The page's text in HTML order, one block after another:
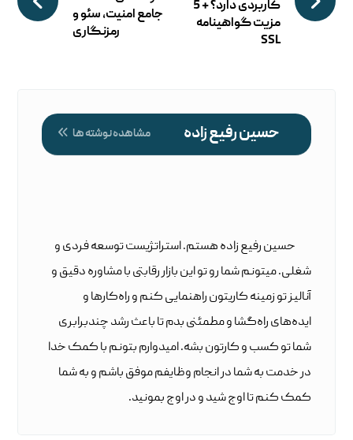
کاربردی دارد؟ + 5
مزیت گواهینامه
SSL
جامع امنیت، سئو و
رمزنگاری
حسین رفیع زاده مشاهده نوشته ها
حسین رفیع زاده هستم. استراتژیست توسعه فردی و
شغلی. میتونم شما رو تو این بازار رقابتی با مشاوره دقیق و
آنالیز تو زمینه کاریتون راهنمایی کنم و راه‌کارها و
ایده‌های راه‌گشا و مطمئنی بدم تا باعث رشد چندبرابری
شما تو کسب و کارتون بشه. امیدوارم بتونم با کمک خدا
در خدمت به شما در انجام وظایفم موفق باشم و به شما
کمک کنم تا اوج شید و در اوج بمونید.